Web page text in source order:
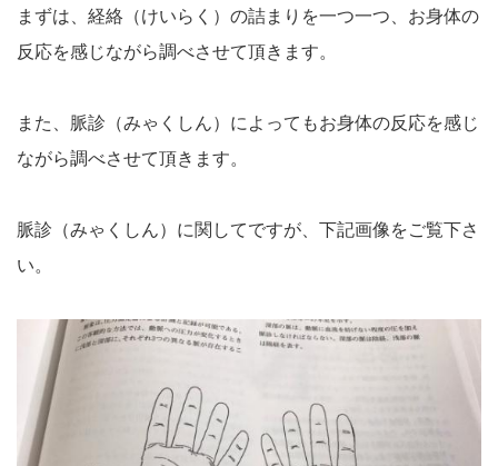
まずは、経絡（けいらく）の詰まりを一つ一つ、お身体の
反応を感じながら調べさせて頂きます。
また、脈診（みゃくしん）によってもお身体の反応を感じ
ながら調べさせて頂きます。
脈診（みゃくしん）に関してですが、下記画像をご覧下さ
い。